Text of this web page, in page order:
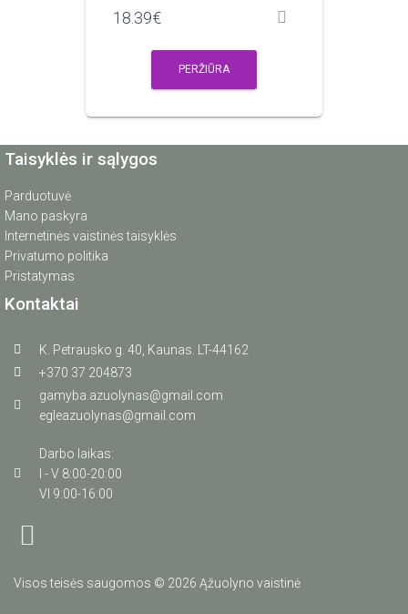
18.39€
PERŽIŪRA
Taisyklės ir sąlygos
Parduotuvė
Mano paskyra
Internetinės vaistinės taisyklės
Privatumo politika
Pristatymas
Kontaktai
K. Petrausko g. 40, Kaunas. LT-44162
+370 37 204873
gamyba.azuolynas@gmail.com
egleazuolynas@gmail.com
Darbo laikas:
I - V 8:00-20:00
VI 9:00-16:00
Visos teisės saugomos © 2026 Ąžuolyno vaistinė